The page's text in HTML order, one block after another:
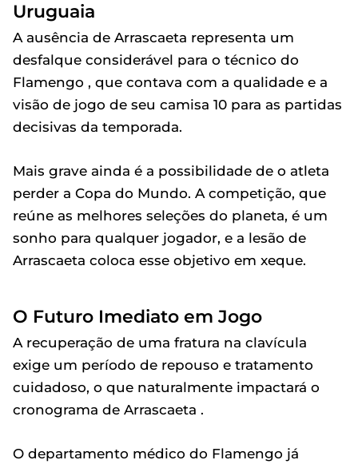
Uruguaia
A ausência de Arrascaeta representa um
desfalque considerável para o técnico do
Flamengo , que contava com a qualidade e a
visão de jogo de seu camisa 10 para as partidas
decisivas da temporada.
Mais grave ainda é a possibilidade de o atleta
perder a Copa do Mundo. A competição, que
reúne as melhores seleções do planeta, é um
sonho para qualquer jogador, e a lesão de
Arrascaeta coloca esse objetivo em xeque.
O Futuro Imediato em Jogo
A recuperação de uma fratura na clavícula
exige um período de repouso e tratamento
cuidadoso, o que naturalmente impactará o
cronograma de Arrascaeta .
O departamento médico do Flamengo já